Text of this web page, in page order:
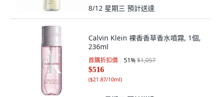
8/12 星期三 預計送達
Calvin Klein 裸香香草香水噴霧, 1個,
236ml
首購折扣價 51%$1,057
$516
($21.87/10ml)